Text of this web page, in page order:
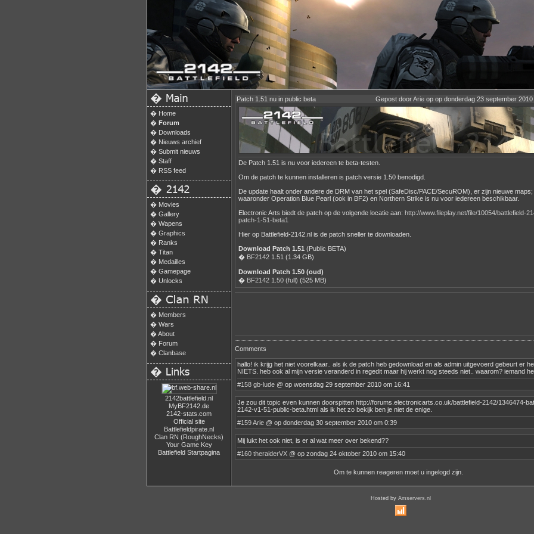
�
� Home
� Forum
� Downloads
� Nieuws archief
� Submit nieuws
� Staff
� RSS feed
�
� Movies
� Gallery
� Wapens
� Graphics
� Ranks
� Titan
� Medailles
� Gamepage
� Unlocks
�
� Members
� Wars
�About
� Forum
� Clanbase
�
2142battlefield.nl
MyBF2142.de
2142-stats.com
Official site
Battlefieldpirate.nl
Clan RN (RoughNecks)
Your Game Key
Battlefield Startpagina
Patch 1.51 nu in public beta Gepost doorArie op op donderdag 23 september
De Patch 1.51 is nu voor iedereen te beta-testen.
Om de patch te kunnen installeren is patch versie 1.50 benodigd.
De update haalt onder andere de DRM van het spel (SafeDisc/PACE/SecuROM), er zijn nieuwe maps;
waaronder Operation Blue Pearl (ook in BF2) en Northern Strike is nu voor iedereen beschikbaar.
Electronic Arts biedt de patch op de volgende locatie aan: http://www.fileplay.net/file/10054/battlefield-
patch-1-51-beta1
Hier op Battlefield-2142.nl is de patch sneller te downloaden.
Download Patch 1.51 (Public BETA)
� BF2142 1.51 (1.34 GB)
Download Patch 1.50 (oud)
� BF2142 1.50 (full) (525 MB)
Comments
hallo! ik krijg het niet voorelkaar.. als ik de patch heb gedownload en als admin uitgevoerd gebeurt er
NIETS. heb ook al mijn versie veranderd in regedit maar hij werkt nog steeds niet.. waarom? iemand
#158 gb-lude @ op woensdag 29 september 2010 om 16:41
Je zou dit topic even kunnen doorspitten http://forums.electronicarts.co.uk/battlefield-2142/1346474-
2142-v1-51-public-beta.html als ik het zo bekijk ben je niet de enige.
#159Arie @ op donderdag 30 september 2010 om 0:39
Mij lukt het ook niet, is er al wat meer over bekend??
#160 theraiderVX @ op zondag 24 oktober 2010 om 15:40
Om te kunnen reageren moet u ingelogd zijn.
Hosted by Amservers.nl